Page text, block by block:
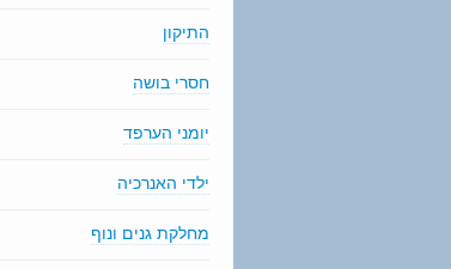
התיקון
חסרי בושה
יומני הערפד
ילדי האנרכיה
מחלקת גנים ונוף